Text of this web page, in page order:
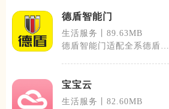
德盾智能门
生活服务丨89.63MB
德盾智能门适配全系德盾智
宝宝云
生活服务丨82.60MB